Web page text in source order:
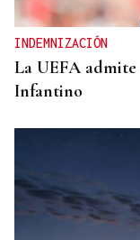
INDEMNIZACIÓN
La UEFA admite
Infantino